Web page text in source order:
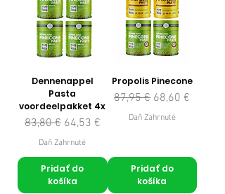
Dennenappel
Pasta
voordeelpakket 4x
Normálna cena
83,80 € Zľavnená cena
64,53 €
Daň Zahrnuté
Pridať do
košíka
Propolis Pinecone
Normálna cena
87,95 € Zľavnená cena
68,60 €
Daň Zahrnuté
Pridať do
košíka